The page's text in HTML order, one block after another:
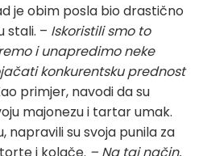
je obim posla bio drastično
stali. – Iskoristili smo to
i unapredimo neke
konkurentsku prednost
primjer, navodi da su
majonezu i tartar umak.
napravili su svoja punila za
i kolače. – Na taj način,